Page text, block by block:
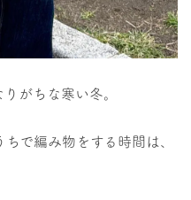
がちな寒い冬。
で編み物をする時間は、